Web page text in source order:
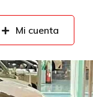
Mi cuenta